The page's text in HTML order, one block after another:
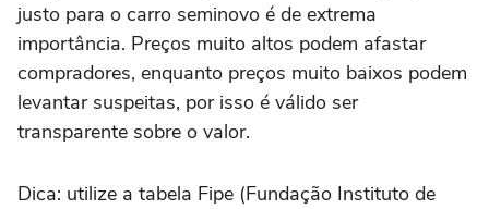
justo para o carro seminovo é de extrema
importância. Preços muito altos podem afastar
compradores, enquanto preços muito baixos podem
levantar suspeitas, por isso é válido ser
transparente sobre o valor.
Dica: utilize a tabela Fipe (Fundação Instituto de